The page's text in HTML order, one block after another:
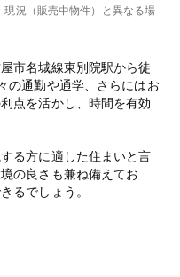
況（販売中物件）と異なる場
市名城線東別院駅から徒
の通勤や通学、さらにはお
点を活かし、時間を有効
る方に適した住まいと言
の良さも兼ね備えてお
るでしょう。